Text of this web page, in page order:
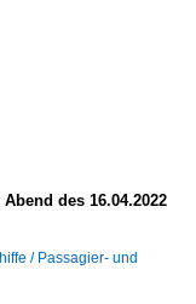
des 16.04.2022
/ Passagier- und